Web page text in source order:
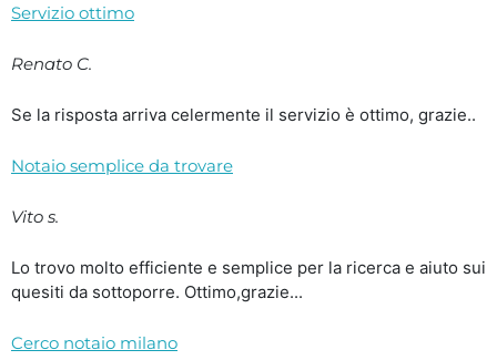
Servizio ottimo
Renato C.
Se la risposta arriva celermente il servizio è ottimo, grazie..
Notaio semplice da trovare
Vito s.
Lo trovo molto efficiente e semplice per la ricerca e aiuto sui
quesiti da sottoporre. Ottimo,grazie...
Cerco notaio milano